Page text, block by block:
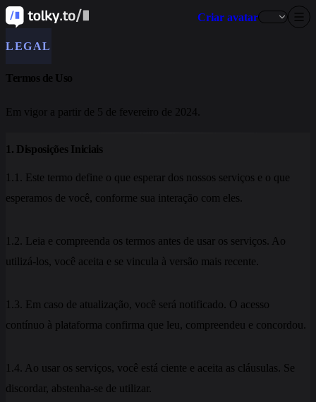
Criar avatar
LEGAL
Termos de Uso
Em vigor a partir de 5 de fevereiro de 2024.
1. Disposições Iniciais
1.1. Este termo define o que esperar dos nossos serviços e o que
esperamos de você, conforme sua interação com eles.
1.2. Leia e compreenda os termos antes de usar os serviços. Ao
utilizá-los, você aceita e se vincula à versão mais recente.
1.3. Em caso de atualização, você será notificado. O acesso
contínuo à plataforma confirma que leu, compreendeu e concordou.
1.4. Ao usar os serviços, você está ciente e aceita as cláusulas. Se
discordar, abstenha-se de utilizar.